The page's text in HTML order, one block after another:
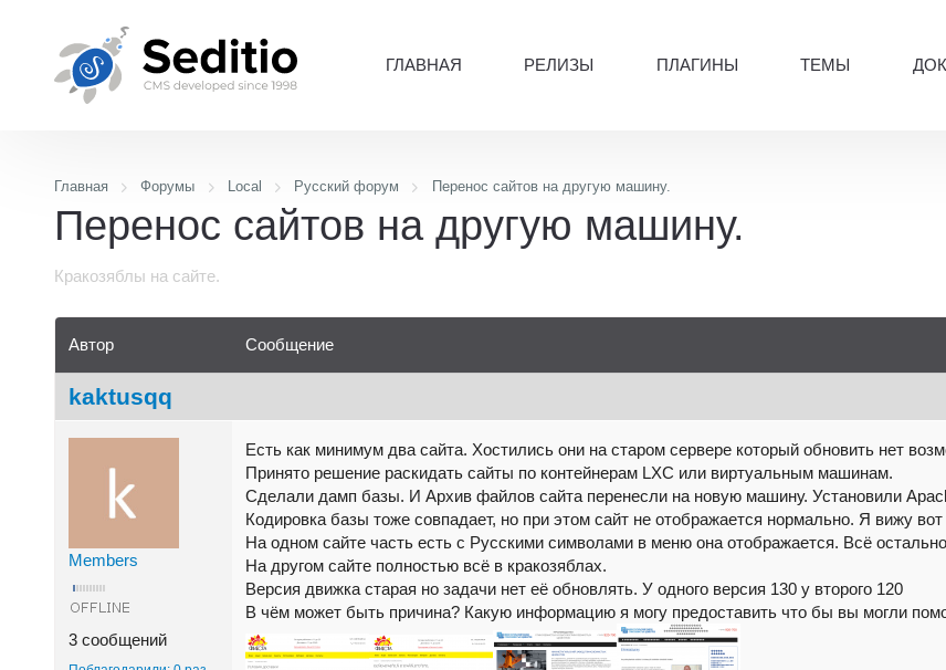
ГЛАВНАЯ РЕЛИЗЫ ПЛАГИНЫ ТЕМЫ
Главная Форумы Local Русский форум Перенос сайтов на другую машину.
Перенос сайтов на другую машину.
Кракозяблы на сайте.
Автор Сообщение
kaktusqq
Members
3 сообщений
Есть как минимум два сайта. Хостились они на старом сервере который обновить нет
Принято решение раскидать сайты по контейнерам LXC или виртуальным машинам.
Сделали дамп базы. И Архив файлов сайта перенесли на новую машину. Установили
Кодировка базы тоже совпадает, но при этом сайт не отображается нормально. Я вижу
На одном сайте часть есть с Русскими символами в меню она отображается. Всё
На другом сайте полностью всё в кракозяблах.
Версия движка старая но задачи нет её обновлять. У одного версия 130 у второго 120
В чём может быть причина? Какую информацию я могу предоставить что бы вы могли